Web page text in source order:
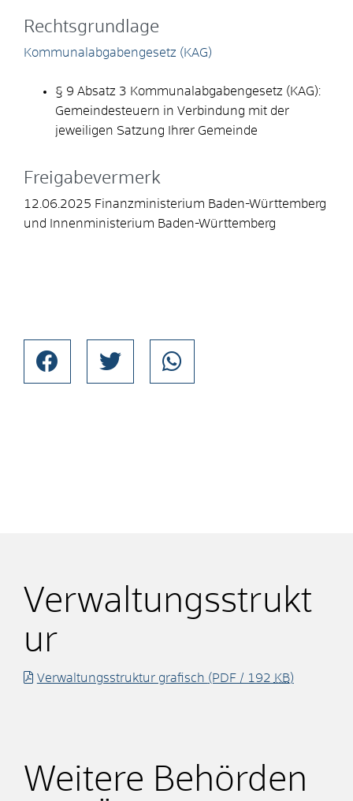
Rechtsgrundlage
Kommunalabgabengesetz (KAG)
§ 9 Absatz 3 Kommunalabgabengesetz (KAG):
Gemeindesteuern in Verbindung mit der
jeweiligen Satzung Ihrer Gemeinde
Freigabevermerk
12.06.2025 Finanzministerium Baden-Württemberg
und Innenministerium Baden-Württemberg
Verwaltungsstrukt
ur
Verwaltungsstruktur grafisch (PDF / 192 KB)
Weitere Behörden